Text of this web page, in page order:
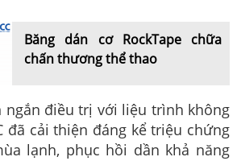
Băng dán cơ RockTape chữa
chấn thương thể thao
ngắn điều trị với liệu trình không
đã cải thiện đáng kể triệu chứng
lạnh, phục hồi dần khả năng